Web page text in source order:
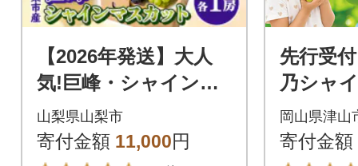
【2026年発送】大人
気!巨峰・シャインマ
スカット食べ比べセ
ット ふるさと納税
山梨県山梨市
寄付金額 11,000円
先行受
乃シャ
ト
岡山県津山
寄付金額